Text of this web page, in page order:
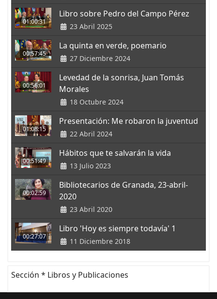
01:00:31
Libro sobre Pedro del Campo Pérez
23 Abril 2025
00:57:45
La quinta en verde, poemario
27 Diciembre 2024
00:56:01
Levedad de la sonrisa, Juan Tomás
Morales
18 Octubre 2024
01:08:15
Presentación: Me robaron la juventud
22 Abril 2024
00:51:49
Hábitos que te salvarán la vida
13 Julio 2023
00:02:59
Bibliotecarios de Granada, 23-abril-
2020
23 Abril 2020
00:27:07
Libro 'Hoy es siempre todavía' 1
11 Diciembre 2018
Sección * Libros y Publicaciones